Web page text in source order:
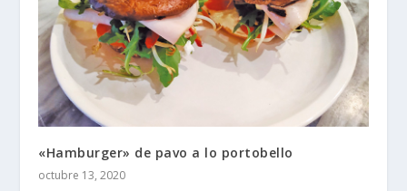
«Hamburger» de pavo a lo portobello
octubre 13, 2020